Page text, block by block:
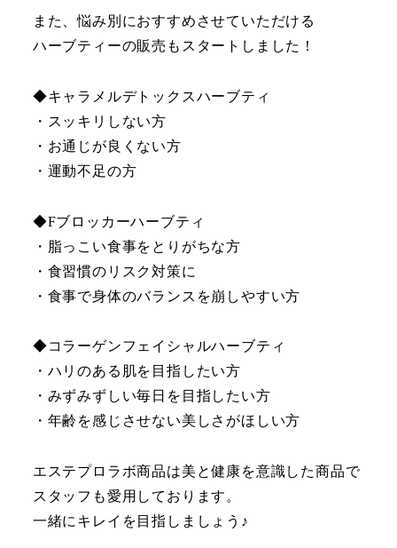
また、悩み別におすすめさせていただける
ハーブティーの販売もスタートしました！
◆キャラメルデトックスハーブティ
・スッキリしない方
・お通じが良くない方
・運動不足の方
◆Fブロッカーハーブティ
・脂っこい食事をとりがちな方
・食習慣のリスク対策に
・食事で身体のバランスを崩しやすい方
◆コラーゲンフェイシャルハーブティ
・ハリのある肌を目指したい方
・みずみずしい毎日を目指したい方
・年齢を感じさせない美しさがほしい方
エステプロラボ商品は美と健康を意識した商品で
スタッフも愛用しております。
一緒にキレイを目指しましょう♪